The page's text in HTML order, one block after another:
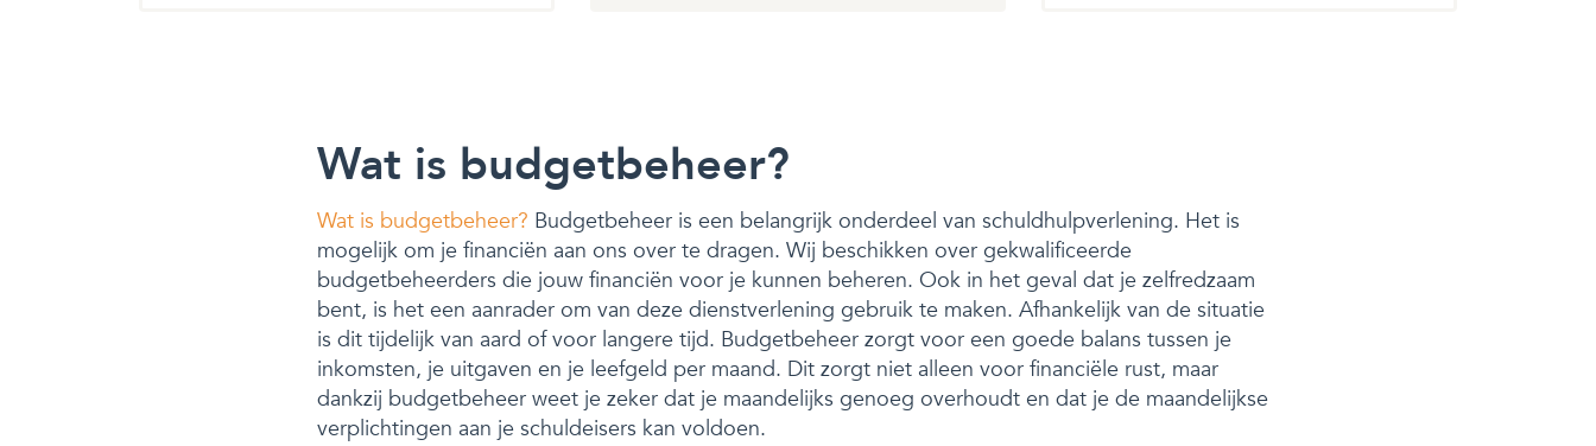
Wat is budgetbeheer?
Wat is budgetbeheer? Budgetbeheer is een belangrijk onderdeel van schuldhulpverlening. Het is
mogelijk om je financiën aan ons over te dragen. Wij beschikken over gekwalificeerde
budgetbeheerders die jouw financiën voor je kunnen beheren. Ook in het geval dat je zelfredzaam
bent, is het een aanrader om van deze dienstverlening gebruik te maken. Afhankelijk van de situatie
is dit tijdelijk van aard of voor langere tijd. Budgetbeheer zorgt voor een goede balans tussen je
inkomsten, je uitgaven en je leefgeld per maand. Dit zorgt niet alleen voor financiële rust, maar
dankzij budgetbeheer weet je zeker dat je maandelijks genoeg overhoudt en dat je de maandelijkse
verplichtingen aan je schuldeisers kan voldoen.